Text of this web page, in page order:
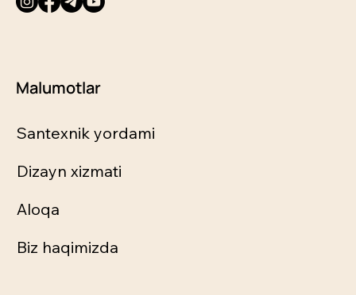
Malumotlar
Santexnik yordami
Dizayn xizmati
Aloqa
Biz haqimizda